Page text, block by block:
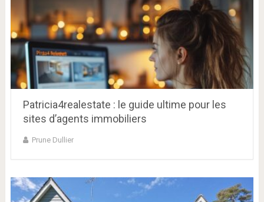
Patricia4realestate : le guide ultime pour les
sites d’agents immobiliers
Prune Dullier